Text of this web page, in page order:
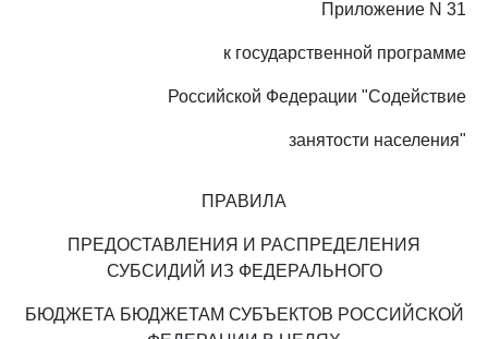
Приложение N 31
к государственной программе
Российской Федерации "Содействие
занятости населения"
ПРАВИЛА
ПРЕДОСТАВЛЕНИЯ И РАСПРЕДЕЛЕНИЯ
СУБСИДИЙ ИЗ ФЕДЕРАЛЬНОГО
БЮДЖЕТА БЮДЖЕТАМ СУБЪЕКТОВ РОССИЙСКОЙ